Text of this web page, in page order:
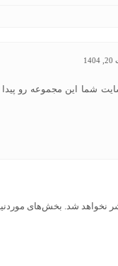
شما این مجموعه رو پیدا
نخواهد شد. بخش‌های